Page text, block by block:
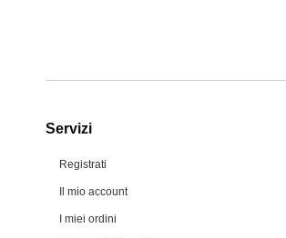
Servizi
Registrati
Il mio account
I miei ordini